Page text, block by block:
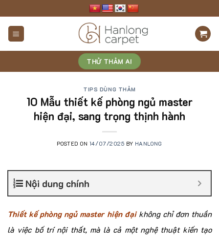
to
content
THỬ THẢM AI
TIPS DÙNG THẢM
10 Mẫu thiết kế phòng ngủ master
hiện đại, sang trọng thịnh hành
POSTED ON 14/07/2025 BY HANLONG
Nội dung chính
Thiết kế phòng ngủ master hiện đại không chỉ đơn thuần
là việc bố trí nội thất, mà là cả một nghệ thuật kiến tạo